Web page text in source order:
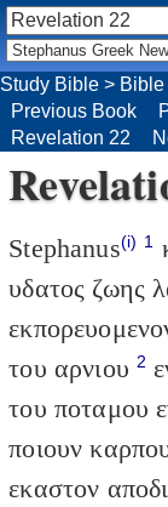
Study Bible >
Previous Book
Revelation 22
Stephanus(i) 1
υδατος ζωης
του αρνιου 2
του ποταμου
ποιουν
εκαστον